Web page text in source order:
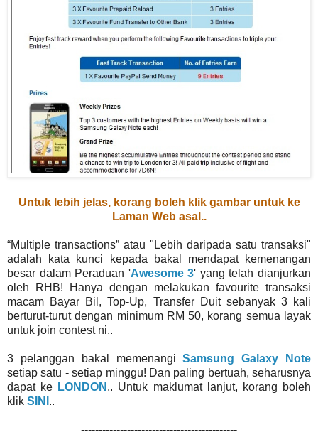
Untuk lebih jelas, korang boleh klik gambar untuk ke
Laman Web asal..
“Multiple transactions” atau "Lebih daripada satu transaksi"
adalah kata kunci kepada bakal mendapat kemenangan
besar dalam Peraduan 'Awesome 3' yang telah dianjurkan
oleh RHB! Hanya dengan melakukan favourite transaksi
macam Bayar Bil, Top-Up, Transfer Duit sebanyak 3 kali
berturut-turut dengan minimum RM 50, korang semua layak
untuk join contest ni..
3 pelanggan bakal memenangiSamsung Galaxy Note
setiap satu - setiap minggu! Dan paling bertuah, seharusnya
dapat ke LONDON .. Untuk maklumat lanjut, korang boleh
klik SINI ..
--------------------------------------------